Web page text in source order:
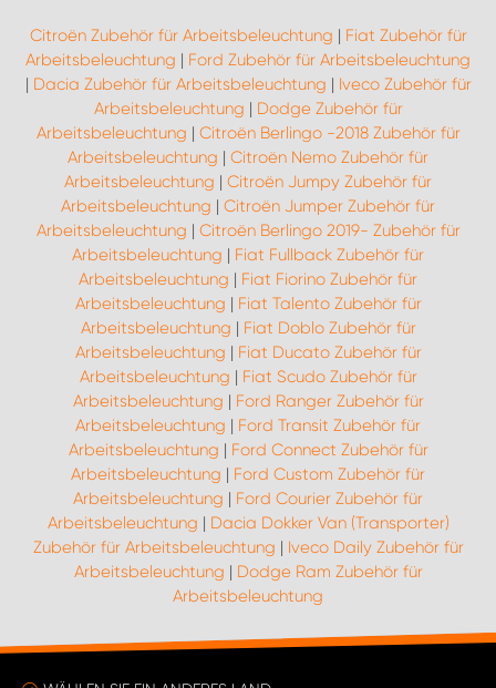
Citroën Zubehör für Arbeitsbeleuchtung | Fiat Zubehör für
Arbeitsbeleuchtung | Ford Zubehör für Arbeitsbeleuchtung
| Dacia Zubehör für Arbeitsbeleuchtung | Iveco Zubehör für
Arbeitsbeleuchtung | Dodge Zubehör für
Arbeitsbeleuchtung | Citroën Berlingo -2018 Zubehör für
Arbeitsbeleuchtung | Citroën Nemo Zubehör für
Arbeitsbeleuchtung | Citroën Jumpy Zubehör für
Arbeitsbeleuchtung | Citroën Jumper Zubehör für
Arbeitsbeleuchtung | Citroën Berlingo 2019- Zubehör für
Arbeitsbeleuchtung | Fiat Fullback Zubehör für
Arbeitsbeleuchtung | Fiat Fiorino Zubehör für
Arbeitsbeleuchtung | Fiat Talento Zubehör für
Arbeitsbeleuchtung | Fiat Doblo Zubehör für
Arbeitsbeleuchtung | Fiat Ducato Zubehör für
Arbeitsbeleuchtung | Fiat Scudo Zubehör für
Arbeitsbeleuchtung | Ford Ranger Zubehör für
Arbeitsbeleuchtung | Ford Transit Zubehör für
Arbeitsbeleuchtung | Ford Connect Zubehör für
Arbeitsbeleuchtung | Ford Custom Zubehör für
Arbeitsbeleuchtung | Ford Courier Zubehör für
Arbeitsbeleuchtung | Dacia Dokker Van (Transporter)
Zubehör für Arbeitsbeleuchtung | Iveco Daily Zubehör für
Arbeitsbeleuchtung | Dodge Ram Zubehör für
Arbeitsbeleuchtung